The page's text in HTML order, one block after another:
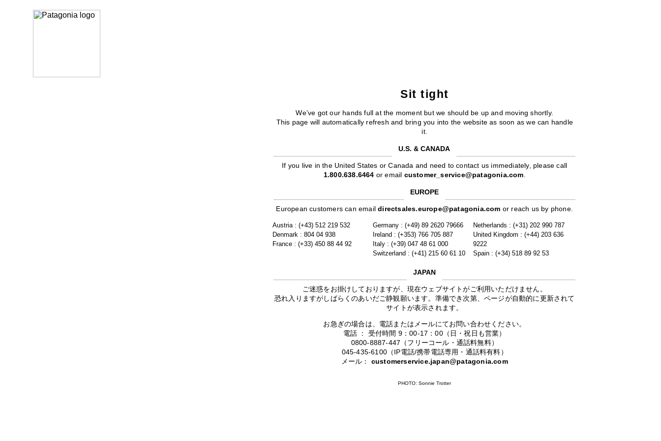
Sit tight
We’ve got our hands full at the moment but we should be up and moving shortly.
This page will automatically refresh and bring you into the website as soon as we can handle
it.
U.S. & CANADA
If you live in the United States or Canada and need to contact us immediately, please call
1.800.638.6464 or email customer_service@patagonia.com.
EUROPE
European customers can emaildirectsales.europe@patagonia.com or reach us by phone.
Austria : (+43) 512 219 532
Denmark : 804 04 938
France : (+33) 450 88 44 92
Germany : (+49) 89 2620 79666
Ireland : (+353) 766 705 887
Italy : (+39) 047 48 61 000
Switzerland : (+41) 215 60 61 10
Netherlands : (+31) 202 990 787
United Kingdom : (+44) 203 636
9222
Spain : (+34) 518 89 92 53
JAPAN
ご迷惑をお掛けしておりますが、現在ウェブサイトがご利用いただけません。
恐れ入りますがしばらくのあいだご静観願います。準備でき次第、ページが自動的に更新されて
サイトが表示されます。
お急ぎの場合は、電話またはメールにてお問い合わせください。
電話 ： 受付時間 9：00-17：00（日・祝日も営業）
0800-8887-447（フリーコール・通話料無料）
045-435-6100（IP電話/携帯電話専用・通話料有料）
メール： customerservice.japan@patagonia.com
PHOTO: Sonnie Trotter